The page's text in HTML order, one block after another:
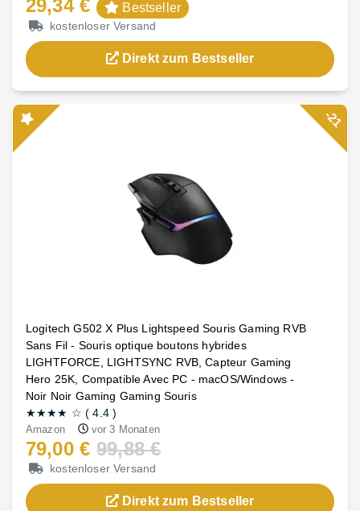
29,34 € Bestseller
kostenloser Versand
Direkt zum Bestseller
Logitech G502 X Plus Lightspeed Souris Gaming RVB
Sans Fil - Souris optique boutons hybrides
LIGHTFORCE, LIGHTSYNC RVB, Capteur Gaming
Hero 25K, Compatible Avec PC - macOS/Windows -
Noir Noir Gaming Gaming Souris
★★★★ ☆ (4.4)
Amazon vor 3 Monaten
79,00 € 99,88 €
kostenloser Versand
Direkt zum Bestseller
-21